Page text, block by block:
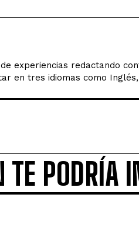
experiencias redactando
en tres idiomas como
PODRÍA